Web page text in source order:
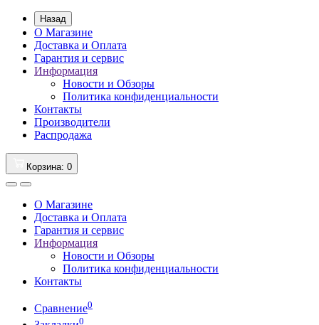
Назад
О Магазине
Доставка и Оплата
Гарантия и сервис
Информация
Новости и Обзоры
Политика конфиденциальности
Контакты
Производители
Распродажа
Корзина: 0
О Магазине
Доставка и Оплата
Гарантия и сервис
Информация
Новости и Обзоры
Политика конфиденциальности
Контакты
Сравнение0
0